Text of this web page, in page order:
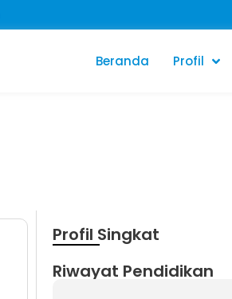
Beranda Profil
Profil Singkat
Riwayat Pendidikan